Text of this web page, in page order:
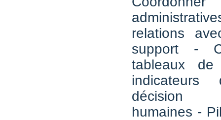
relations
support -
tableaux
décision
humaines -